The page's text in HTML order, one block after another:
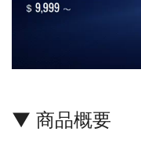
▼ 商品概要